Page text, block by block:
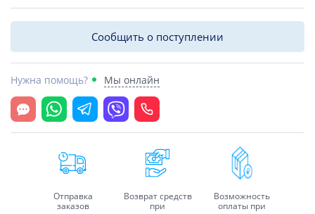
Сообщить о поступлении
Нужна помощь? Мы онлайн
Открыть чат
WhatsappTelegramViber Позвонить
Отправка
заказов
Возврат средств
при
Возможность
оплаты при